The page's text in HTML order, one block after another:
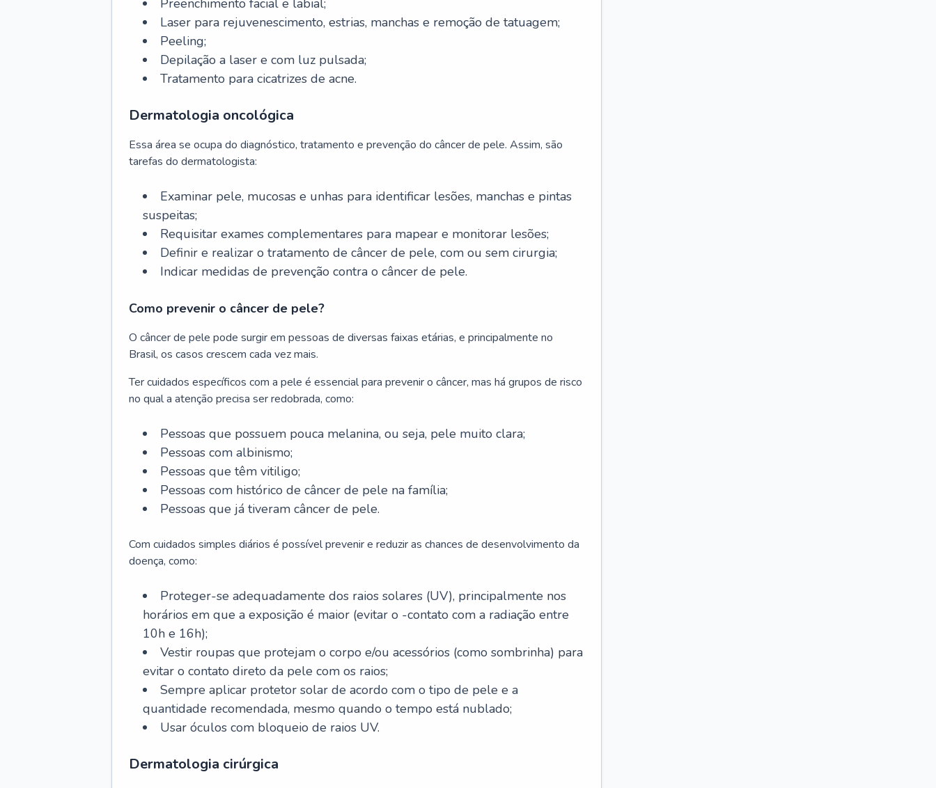
Preenchimento facial e labial;
Laser para rejuvenescimento, estrias, manchas e remoção de tatuagem;
Peeling;
Depilação a laser e com luz pulsada;
Tratamento para cicatrizes de acne.
Dermatologia oncológica
Essa área se ocupa do diagnóstico, tratamento e prevenção do câncer de pele. Assim, são
tarefas do dermatologista:
Examinar pele, mucosas e unhas para identificar lesões, manchas e pintas
suspeitas;
Requisitar exames complementares para mapear e monitorar lesões;
Definir e realizar o tratamento de câncer de pele, com ou sem cirurgia;
Indicar medidas de prevenção contra o câncer de pele.
Como prevenir o câncer de pele?
O câncer de pele pode surgir em pessoas de diversas faixas etárias, e principalmente no
Brasil, os casos crescem cada vez mais.
Ter cuidados específicos com a pele é essencial para prevenir o câncer, mas há grupos de risco
no qual a atenção precisa ser redobrada, como:
Pessoas que possuem pouca melanina, ou seja, pele muito clara;
Pessoas com albinismo;
Pessoas que têm vitiligo;
Pessoas com histórico de câncer de pele na família;
Pessoas que já tiveram câncer de pele.
Com cuidados simples diários é possível prevenir e reduzir as chances de desenvolvimento da
doença, como:
Proteger-se adequadamente dos raios solares (UV), principalmente nos
horários em que a exposição é maior (evitar o -contato com a radiação entre
10h e 16h);
Vestir roupas que protejam o corpo e/ou acessórios (como sombrinha) para
evitar o contato direto da pele com os raios;
Sempre aplicar protetor solar de acordo com o tipo de pele e a
quantidade recomendada, mesmo quando o tempo está nublado;
Usar óculos com bloqueio de raios UV.
Dermatologia cirúrgica